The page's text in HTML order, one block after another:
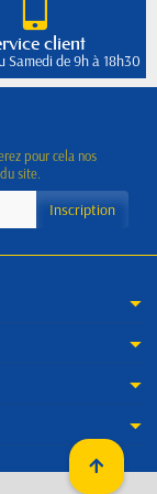
client
Samedi de 9h à 18h30
pour cela nos
site.